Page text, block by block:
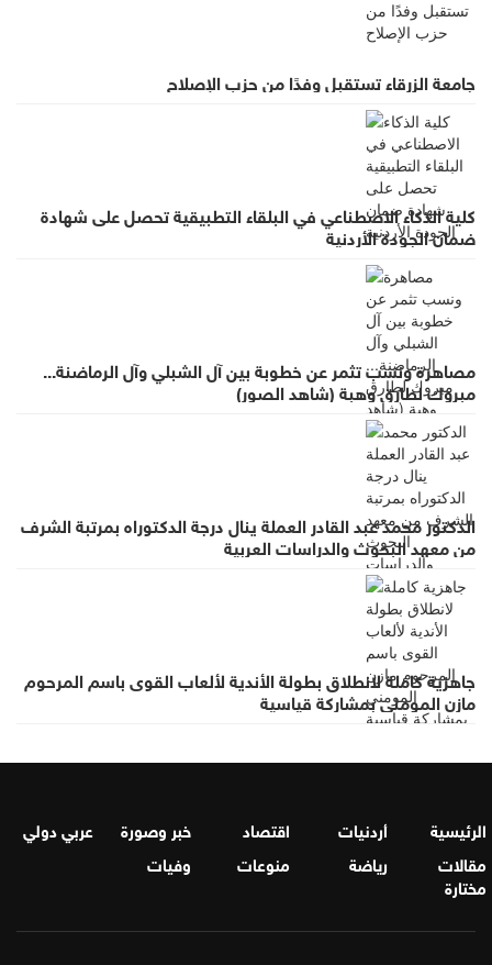
جامعة الزرقاء تستقبل وفدًا من حزب الإصلاح
كلية الذكاء الاصطناعي في البلقاء التطبيقية تحصل على شهادة
ضمان الجودة الأردنية
مصاهرة ونسب تثمر عن خطوبة بين آل الشبلي وآل الرماضنة...
مبروك لطارق وهبة (شاهد الصور)
الدكتور محمد عبد القادر العملة ينال درجة الدكتوراه بمرتبة الشرف
من معهد البحوث والدراسات العربية
جاهزية كاملة لانطلاق بطولة الأندية لألعاب القوى باسم المرحوم
مازن المومني بمشاركة قياسية
الرئيسية أردنيات اقتصاد خبر وصورة
عربي دولي
مقالات
مختارة
رياضة منوعات وفيات